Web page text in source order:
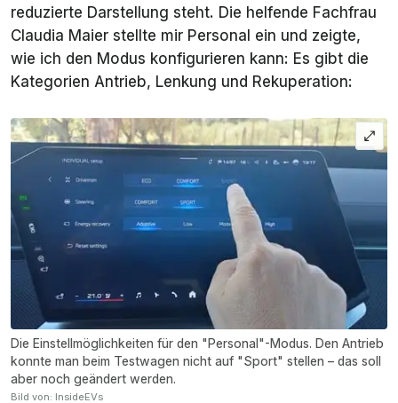
reduzierte Darstellung steht. Die helfende Fachfrau
Claudia Maier stellte mir Personal ein und zeigte,
wie ich den Modus konfigurieren kann: Es gibt die
Kategorien Antrieb, Lenkung und Rekuperation:
Die Einstellmöglichkeiten für den "Personal"-Modus. Den Antrieb
konnte man beim Testwagen nicht auf "Sport" stellen – das soll
aber noch geändert werden.
Bild von: InsideEVs